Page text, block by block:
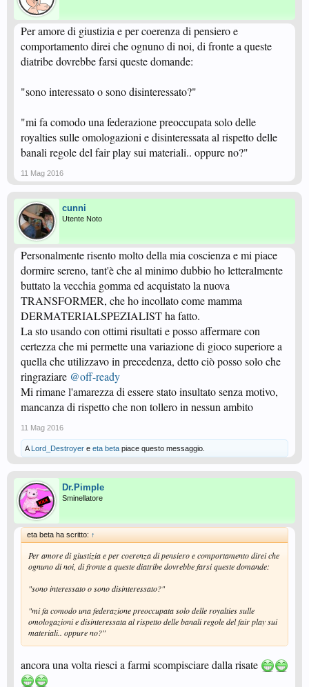
Per amore di giustizia e per coerenza di pensiero e
comportamento direi che ognuno di noi, di fronte a queste
diatribe dovrebbe farsi queste domande:
"sono interessato o sono disinteressato?"
"mi fa comodo una federazione preoccupata solo delle
royalties sulle omologazioni e disinteressata al rispetto delle
banali regole del fair play sui materiali.. oppure no?"
11 Mag 2016
cunni
Utente Noto
Personalmente risento molto della mia coscienza e mi piace
dormire sereno, tant'è che al minimo dubbio ho letteralmente
buttato la vecchia gomma ed acquistato la nuova
TRANSFORMER, che ho incollato come mamma
DERMATERIALSPEZIALIST ha fatto.
La sto usando con ottimi risultati e posso affermare con
certezza che mi permette una variazione di gioco superiore a
quella che utilizzavo in precedenza, detto ciò posso solo che
ringraziare @off-ready
Mi rimane l'amarezza di essere stato insultato senza motivo,
mancanza di rispetto che non tollero in nessun ambito
11 Mag 2016
A Lord_Destroyer e eta beta piace questo messaggio.
Dr.Pimple
Sminellatore
eta beta ha scritto: ↑
Per amore di giustizia e per coerenza di pensiero e comportamento direi che
ognuno di noi, di fronte a queste diatribe dovrebbe farsi queste domande:
"sono interessato o sono disinteressato?"
"mi fa comodo una federazione preoccupata solo delle royalties sulle
omologazioni e disinteressata al rispetto delle banali regole del fair play sui
materiali.. oppure no?"
ancora una volta riesci a farmi scompisciare dalla risate